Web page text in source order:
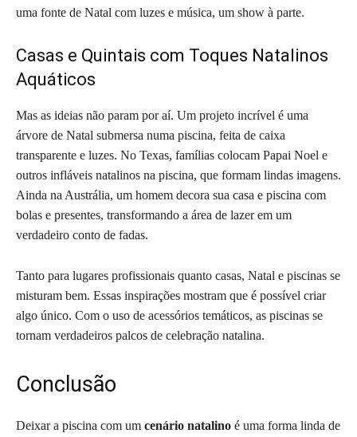
uma fonte de Natal com luzes e música, um show à parte.
Casas e Quintais com Toques Natalinos
Aquáticos
Mas as ideias não param por aí. Um projeto incrível é uma
árvore de Natal submersa numa piscina, feita de caixa
transparente e luzes. No Texas, famílias colocam Papai Noel e
outros infláveis natalinos na piscina, que formam lindas imagens.
Ainda na Austrália, um homem decora sua casa e piscina com
bolas e presentes, transformando a área de lazer em um
verdadeiro conto de fadas.
Tanto para lugares profissionais quanto casas, Natal e piscinas se
misturam bem. Essas inspirações mostram que é possível criar
algo único. Com o uso de acessórios temáticos, as piscinas se
tornam verdadeiros palcos de celebração natalina.
Conclusão
Deixar a piscina com um cenário natalino é uma forma linda de